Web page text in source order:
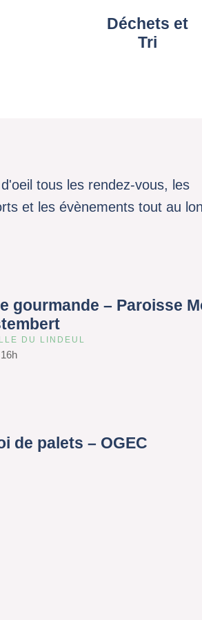
Déchets et
Tri
tous les rendez-vous, les
et les évènements tout au
gourmande – Paroisse
DU LINDEUL
de palets – OGEC